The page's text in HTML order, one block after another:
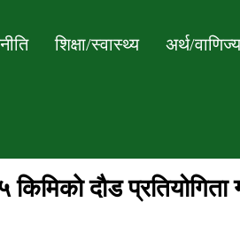
शिक्षा/स्वास्थ्य अर्थ/वाणिज्य
दाैड प्रतियोगिता